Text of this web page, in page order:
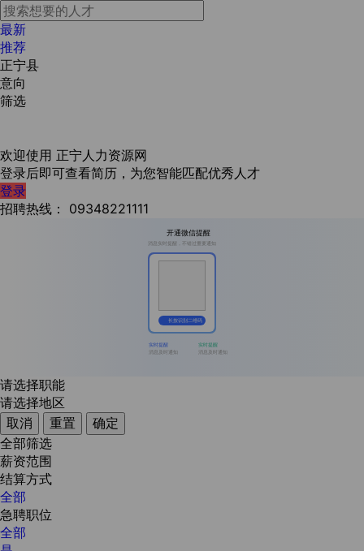
最新
推荐
正宁县
意向
筛选
欢迎使用 正宁人力资源网
登录后即可查看简历，为您智能匹配优秀人才
登录
招聘热线：
09348221111
开通微信提醒
消息实时提醒，不错过重要通知
长按识别二维码
实时提醒
消息及时通知
实时提醒
消息及时通知
请选择职能
请选择地区
取消
重置
确定
全部筛选
薪资范围
结算方式
全部
急聘职位
全部